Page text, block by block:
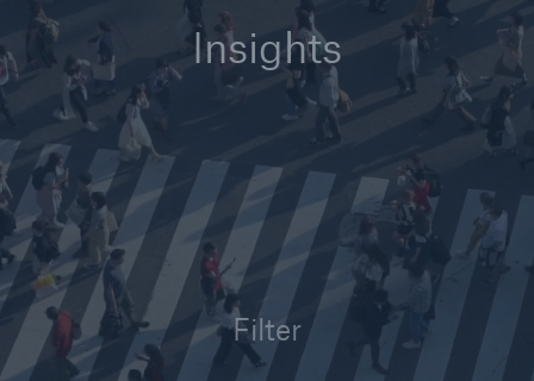
Filter
Insights
Versicherer
Unsere Lösungen für Versicherer